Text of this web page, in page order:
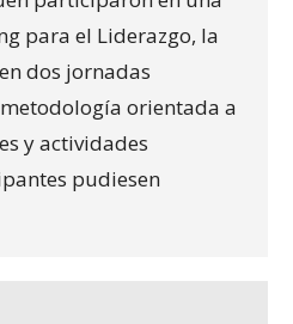
para el Liderazgo, la
dos jornadas
orientada a
y actividades
pudiesen